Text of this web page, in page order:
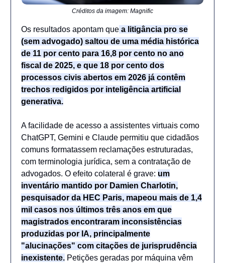
Créditos da imagem: Magnific
Os resultados apontam que a litigância pro se
(sem advogado) saltou de uma média histórica
de 11 por cento para 16,8 por cento no ano
fiscal de 2025, e que 18 por cento dos
processos civis abertos em 2026 já contêm
trechos redigidos por inteligência artificial
generativa.
A facilidade de acesso a assistentes virtuais como
ChatGPT, Gemini e Claude permitiu que cidadãos
comuns formatassem reclamações estruturadas,
com terminologia jurídica, sem a contratação de
advogados. O efeito colateral é grave: um
inventário mantido por Damien Charlotin,
pesquisador da HEC Paris, mapeou mais de 1,4
mil casos nos últimos três anos em que
magistrados encontraram inconsistências
produzidas por IA, principalmente
"alucinações" com citações de jurisprudência
inexistente. Petições geradas por máquina vêm